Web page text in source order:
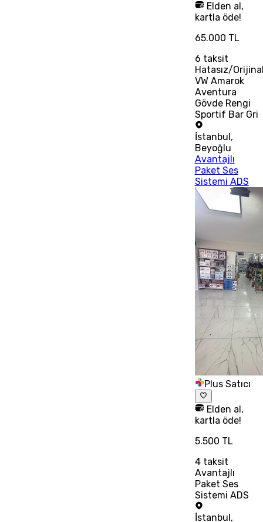
Elden al,
kartla öde!
65.000 TL
6 taksit
Hatasız/
VW Amarok
Aventura
Gövde Rengi
Sportif Bar Gri
İstanbul ,
Beyoğlu
Avantajlı
Paket Ses
Sistemi ADS
Plus Satıcı
Elden al,
kartla öde!
5.500 TL
4taksit
Avantajlı
Paket Ses
Sistemi ADS
İstanbul,